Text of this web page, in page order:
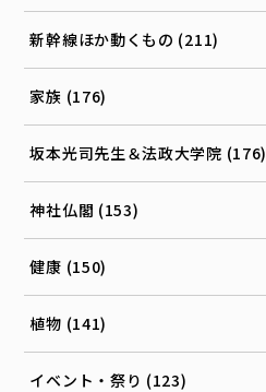
新幹線ほか動くもの (211)
家族 (176)
坂本光司先生＆法政大学院 (176)
神社仏閣 (153)
健康 (150)
植物 (141)
イベント・祭り (123)